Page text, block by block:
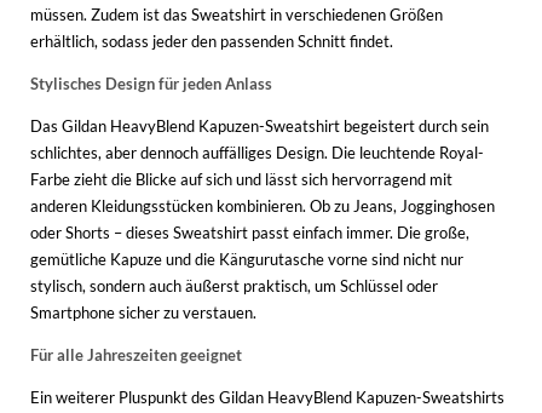
müssen. Zudem ist das Sweatshirt in verschiedenen Größen
erhältlich, sodass jeder den passenden Schnitt findet.
Stylisches Design für jeden Anlass
Das Gildan HeavyBlend Kapuzen-Sweatshirt begeistert durch sein
schlichtes, aber dennoch auffälliges Design. Die leuchtende Royal-
Farbe zieht die Blicke auf sich und lässt sich hervorragend mit
anderen Kleidungsstücken kombinieren. Ob zu Jeans, Jogginghosen
oder Shorts – dieses Sweatshirt passt einfach immer. Die große,
gemütliche Kapuze und die Kängurutasche vorne sind nicht nur
stylisch, sondern auch äußerst praktisch, um Schlüssel oder
Smartphone sicher zu verstauen.
Für alle Jahreszeiten geeignet
Ein weiterer Pluspunkt des Gildan HeavyBlend Kapuzen-Sweatshirts